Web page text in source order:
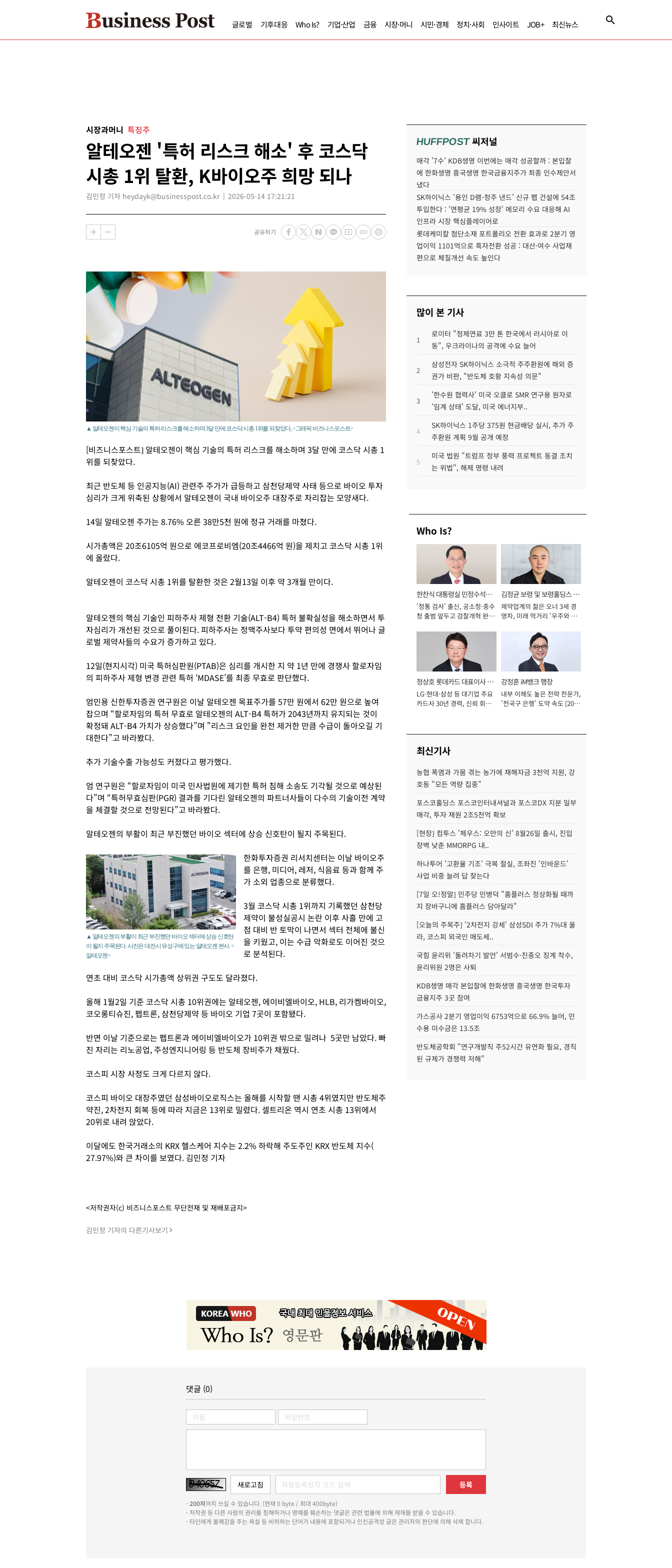
글로벌 기후대응 Who Is? 기업·산업 금융 시장·머니 시민·경제 정치·사회 인사이트 JOB+ 최신뉴스
시장과머니 특징주
알테오젠 '특허 리스크 해소' 후 코스닥
시총 1위 탈환, K바이오주 희망 되나
김민정 기자 heydayk@businesspost.co.kr 2026-05-14 17:21:21
공유하기
▲ 알테오젠이 핵심 기술의 특허 리스크를 해소하며 3달 만에 코스닥 시총 1위를 되찾았다, <그래픽 비즈니스포스트>
[비즈니스포스트] 알테오젠이 핵심 기술의 특허 리스크를 해소하며 3달 만에 코스닥 시총 1
위를 되찾았다.
최근 반도체 등 인공지능(AI) 관련주 주가가 급등하고 삼천당제약 사태 등으로 바이오 투자
심리가 크게 위축된 상황에서 알테오젠이 국내 바이오주 대장주로 자리잡는 모양새다.
14일 알테오젠 주가는 8.76% 오른 38만5천 원에 정규 거래를 마쳤다.
시가총액은 20조6105억 원으로 에코프로비엠(20조4466억 원)을 제치고 코스닥 시총 1위
에 올랐다.
알테오젠이 코스닥 시총 1위를 탈환한 것은 2월13일 이후 약 3개월 만이다.
알테오젠의 핵심 기술인 피하주사 제형 전환 기술(ALT-B4) 특허 불확실성을 해소하면서 투
자심리가 개선된 것으로 풀이된다. 피하주사는 정맥주사보다 투약 편의성 면에서 뛰어나 글
로벌 제약사들의 수요가 증가하고 있다.
12일(현지시각) 미국 특허심판원(PTAB)은 심리를 개시한 지 약 1년 만에 경쟁사 할로자임
의 피하주사 제형 변경 관련 특허 ‘MDASE’를 최종 무효로 판단했다.
엄민용 신한투자증권 연구원은 이날 알테오젠 목표주가를 57만 원에서 62만 원으로 높여
잡으며 “할로자임의 특허 무효로 알테오젠의 ALT-B4 특허가 2043년까지 유지되는 것이
확정돼 ALT-B4 가치가 상승했다”며 "리스크 요인을 완전 제거한 만큼 수급이 돌아오길 기
대한다”고 바라봤다.
추가 기술수출 가능성도 커졌다고 평가했다.
엄 연구원은 “할로자임이 미국 민사법원에 제기한 특허 침해 소송도 기각될 것으로 예상된
다”며 “특허무효심판(PGR) 결과를 기다린 알테오젠의 파트너사들이 다수의 기술이전 계약
을 체결할 것으로 전망된다”고 바라봤다.
알테오젠의 부활이 최근 부진했던 바이오 섹터에 상승 신호탄이 될지 주목된다.
▲ 알테오젠의 부활이 최근 부진했던 바이오 섹터에 상승 신호탄
이 될지 주목된다. 사진은 대전시 유성구에 있는 알테오젠 본사. <
알테오젠>
한화투자증권 리서치센터는 이날 바이오주
를 은행, 미디어, 레저, 식음료 등과 함께 주
가 소외 업종으로 분류했다.
3월 코스닥 시총 1위까지 기록했던 삼천당
제약이 불성실공시 논란 이후 사흘 만에 고
점 대비 반 토막이 나면서 섹터 전체에 불신
을 키웠고, 이는 수급 악화로도 이어진 것으
로 분석된다.
연초 대비 코스닥 시가총액 상위권 구도도 달라졌다.
올해 1월2일 기준 코스닥 시총 10위권에는 알테오젠, 에이비엘바이오, HLB, 리가켐바이오,
코오롱티슈진, 펩트론, 삼천당제약 등 바이오 기업 7곳이 포함됐다.
반면 이날 기준으로는 펩트론과 에이비엘바이오가 10위권 밖으로 밀려나 5곳만 남았다. 빠
진 자리는 리노공업, 주성엔지니어링 등 반도체 장비주가 채웠다.
코스피 시장 사정도 크게 다르지 않다.
코스피 바이오 대장주였던 삼성바이오로직스는 올해를 시작할 땐 시총 4위였지만 반도체주
약진, 2차전지 회복 등에 따라 지금은 13위로 밀렸다. 셀트리온 역시 연초 시총 13위에서
20위로 내려 앉았다.
이달에도 한국거래소의 KRX 헬스케어 지수는 2.2% 하락해 주도주인 KRX 반도체 지수(
27.97%)와 큰 차이를 보였다. 김민정 기자
<저작권자(c) 비즈니스포스트 무단전재 및 재배포금지>
김민정 기자의 다른기사보기
HUFFPOST씨저널
매각 '7수' KDB생명 이번에는 매각 성공할까 : 본입찰
에 한화생명 흥국생명 한국금융지주가 최종 인수제안서
냈다
SK하이닉스 '용인 D램-청주 낸드' 신규 팹 건설에 54조
투입한다 : '연평균 19% 성장' 메모리 수요 대응해 AI
인프라 시장 핵심플레이어로
롯데케미칼 첨단소재 포트폴리오 전환 효과로 2분기 영
업이익 1101억으로 흑자전환 성공 : 대산·여수 사업재
편으로 체질개선 속도 높인다
많이 본 기사
1
로이터 "정제연료 3만 톤 한국에서 러시아로 이
동", 우크라이나의 공격에 수요 늘어
2
삼성전자 SK하이닉스 소극적 주주환원에 해외 증
권가 비판, "반도체 호황 지속성 의문"
3
'한수원 협력사' 미국 오클로 SMR 연구용 원자로
'임계 상태' 도달, 미국 에너지부..
4
SK하이닉스 1주당 375원 현금배당 실시, 추가 주
주환원 계획 9월 공개 예정
5
미국 법원 "트럼프 정부 풍력 프로젝트 동결 조치
는 위법", 해제 명령 내려
Who Is?
한찬식 대통령실 민정수석비
서관
'정통 검사' 출신, 공소청·중수
청 출범 앞두고 검찰개혁 완수
김정균 보령 및 보령홀딩스 대
표이사 사장
제약업계의 젊은 오너 3세 경
영자, 미래 먹거리 '우주와 헬
정상호 롯데카드 대표이사 사
장
LG·현대·삼성 등 대기업 주요
카드사 30년 경력, 신뢰 회복
강정훈 iM뱅크 행장
내부 이해도 높은 전략 전문가,
'전국구 은행' 도약 속도 [2026
최신기사
농협 폭염과 가뭄 겪는 농가에 재해자금 3천억 지원, 강
호동 "모든 역량 집중"
포스코홀딩스 포스코인터내셔널과 포스코DX 지분 일부
매각, 투자 재원 2조5천억 확보
[현장] 컴투스 '제우스: 오만의 신' 8월26일 출시, 진입
장벽 낮춘 MMORPG 내..
하나투어 '고환율 기조' 극복 절실, 조좌진 '인바운드'
사업 비중 늘려 답 찾는다
[7일 오!정말] 민주당 민병덕 "홈플러스 정상화될 때까
지 장바구니에 홈플러스 담아달라"
[오늘의 주목주] '2차전지 강세' 삼성SDI 주가 7%대 올
라, 코스피 외국인 매도세..
국힘 윤리위 '돌려차기 발언' 서범수·진종오 징계 착수,
윤리위원 2명은 사퇴
KDB생명 매각 본입찰에 한화생명 흥국생명 한국투자
금융지주 3곳 참여
가스공사 2분기 영업이익 6753억으로 66.9% 늘어, 민
수용 미수금은 13.5조
반도체공학회 "연구개발직 주52시간 유연화 필요, 경직
된 규제가 경쟁력 저해"
댓글 (0)
등록
-200자까지 쓰실 수 있습니다. (현재 0 byte / 최대 400byte)
- 저작권 등 다른 사람의 권리를 침해하거나 명예를 훼손하는 댓글은 관련 법률에 의해 제재를 받을 수 있습니다.
- 타인에게 불쾌감을 주는 욕설 등 비하하는 단어가 내용에 포함되거나 인신공격성 글은 관리자의 판단에 의해 삭제 합니다.